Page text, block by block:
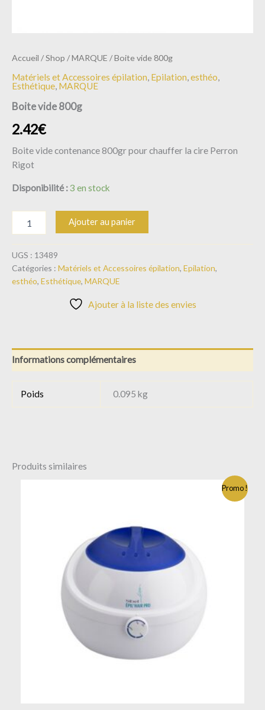
Accueil /Shop /MARQUE / Boite vide 800g
Matériels et Accessoires épilation, Epilation,esthéo,
Esthétique, MARQUE
Boite vide 800g
2.42€
Boite vide contenance 800gr pour chauffer la cire Perron
Rigot
Disponibilité :3 en stock
Ajouter au panier
UGS : 13489
Catégories : Matériels et Accessoires épilation, Epilation,
esthéo, Esthétique, MARQUE
Ajouter à la liste des envies
Informations complémentaires
Poids 0.095 kg
Produits similaires
Promo !